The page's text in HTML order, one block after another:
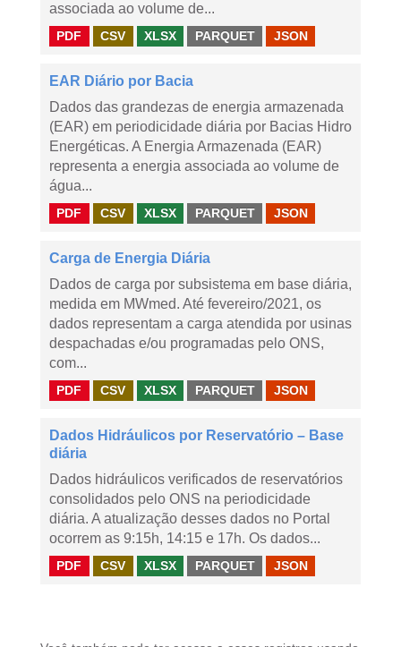
associada ao volume de...
PDF CSV XLSX PARQUET JSON
EAR Diário por Bacia
Dados das grandezas de energia armazenada
(EAR) em periodicidade diária por Bacias Hidro
Energéticas. A Energia Armazenada (EAR)
representa a energia associada ao volume de
água...
PDF CSV XLSX PARQUET JSON
Carga de Energia Diária
Dados de carga por subsistema em base diária,
medida em MWmed. Até fevereiro/2021, os
dados representam a carga atendida por usinas
despachadas e/ou programadas pelo ONS,
com...
PDF CSV XLSX PARQUET JSON
Dados Hidráulicos por Reservatório – Base
diária
Dados hidráulicos verificados de reservatórios
consolidados pelo ONS na periodicidade
diária. A atualização desses dados no Portal
ocorrem as 9:15h, 14:15 e 17h. Os dados...
PDF CSV XLSX PARQUET JSON